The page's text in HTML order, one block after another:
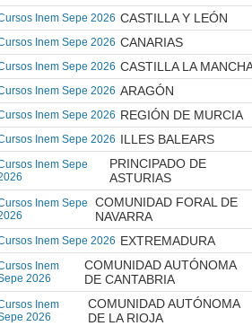
Inem Sepe 2026 CASTILLA Y LEÓN
Inem Sepe 2026 CANARIAS
Inem Sepe 2026 CASTILLA LA
Inem Sepe 2026 ARAGÓN
Inem Sepe 2026 REGIÓN DE MURCIA
Inem Sepe 2026 ILLES BALEARS
Inem Sepe
PRINCIPADO DE
ASTURIAS
Inem Sepe
COMUNIDAD FORAL DE
NAVARRA
Inem Sepe 2026 EXTREMADURA
Inem
2026
COMUNIDAD AUTÓNOMA
DE CANTABRIA
Inem
2026
COMUNIDAD AUTÓNOMA
DE LA RIOJA